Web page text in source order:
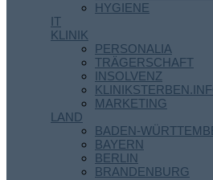
HYGIENE
IT
KLINIK
PERSONALIA
TRÄGERSCHAFT
INSOLVENZ
MARKETING
LAND
BADEN-
BAYERN
BERLIN
BRANDENBURG